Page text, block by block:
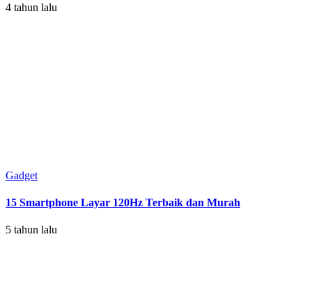
4 tahun lalu
Gadget
15 Smartphone Layar 120Hz Terbaik dan Murah
5 tahun lalu